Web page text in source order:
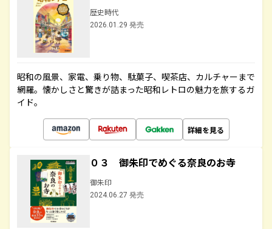
歴史時代
2026.01.29 発売
昭和の風景、家電、乗り物、駄菓子、喫茶店、カルチャーまで
網羅。懐かしさと驚きが詰まった昭和レトロの魅力を旅するガ
イド。
詳細を見る
０３ 御朱印でめぐる奈良のお寺
御朱印
2024.06.27 発売